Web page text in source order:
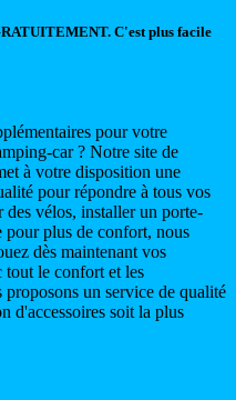
C'est plus facile
pour votre
car ? Notre site de
à votre disposition une
pour répondre à tous vos
des vélos, installer un porte-
pour plus de confort, nous
dès maintenant vos
tout le confort et les
proposons un service de qualité
d'accessoires soit la plus